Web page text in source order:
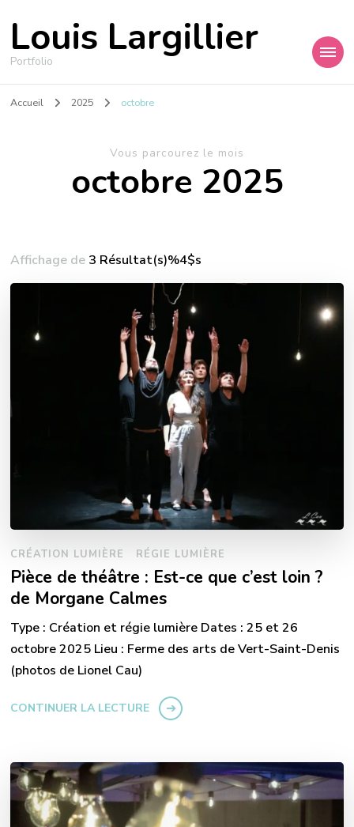
Louis Largillier
Portfolio
Accueil 2025 octobre
Vous parcourez le mois
octobre 2025
Affichage de 3 Résultat(s)%4$s
CRÉATION LUMIÈRE RÉGIE LUMIÈRE
Pièce de théâtre : Est-ce que c’est loin ?
de Morgane Calmes
Type : Création et régie lumière Dates : 25 et 26
octobre 2025 Lieu : Ferme des arts de Vert-Saint-Denis
(photos de Lionel Cau)
CONTINUER LA LECTURE